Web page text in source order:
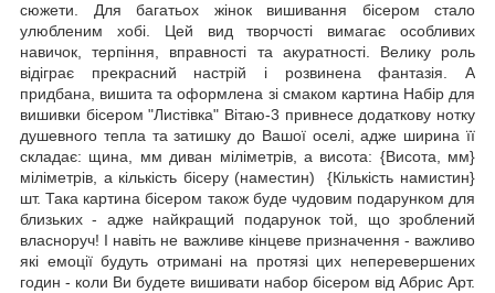
сюжети. Для багатьох жінок вишивання бісером стало
улюбленим хобі. Цей вид творчості вимагає особливих
навичок, терпіння, вправності та акуратності. Велику роль
відіграє прекрасний настрій і розвинена фантазія. А
придбана, вишита та оформлена зі смаком картина Набір для
вишивки бісером "Листівка" Вітаю-3 привнесе додаткову нотку
душевного тепла та затишку до Вашої оселі, адже ширина її
складає: щина, мм диван міліметрів, а висота: {Висота, мм}
міліметрів, а кількість бісеру (наместин) {Кількість намистин}
шт. Така картина бісером також буде чудовим подарунком для
близьких - адже найкращий подарунок той, що зроблений
власноруч! І навіть не важливе кінцеве призначення - важливо
які емоції будуть отримані на протязі цих неперевершених
годин - коли Ви будете вишивати набор бісером від Абрис Арт.